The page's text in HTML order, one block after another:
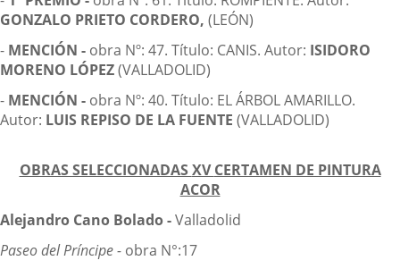
GONZALO PRIETO CORDERO, (LEÓN)
- MENCIÓN - obra Nº: 47. Título: CANIS. Autor: ISIDORO
MORENO LÓPEZ(VALLADOLID)
- MENCIÓN - obra Nº: 40. Título: EL ÁRBOL AMARILLO.
Autor: LUIS REPISO DE LA FUENTE (VALLADOLID)
OBRAS SELECCIONADASXVCERTAMEN DE PINTURA
ACOR
Alejandro Cano Bolado -Valladolid
Paseo del Príncipe - obra N°:17